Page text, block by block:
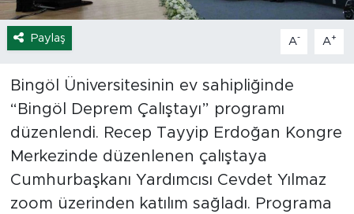
Paylaş A- A+
Bingöl Üniversitesinin ev sahipliğinde
“Bingöl Deprem Çalıştayı” programı
düzenlendi. Recep Tayyip Erdoğan Kongre
Merkezinde düzenlenen çalıştaya
Cumhurbaşkanı Yardımcısı Cevdet Yılmaz
zoom üzerinden katılım sağladı. Programa
Eğitim
Hava Durumu
Tavz Der
Bingöl Kaza Haberleri